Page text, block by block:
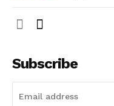
Subscribe